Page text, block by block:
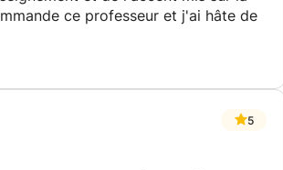
ce professeur et j'ai hâte de
5